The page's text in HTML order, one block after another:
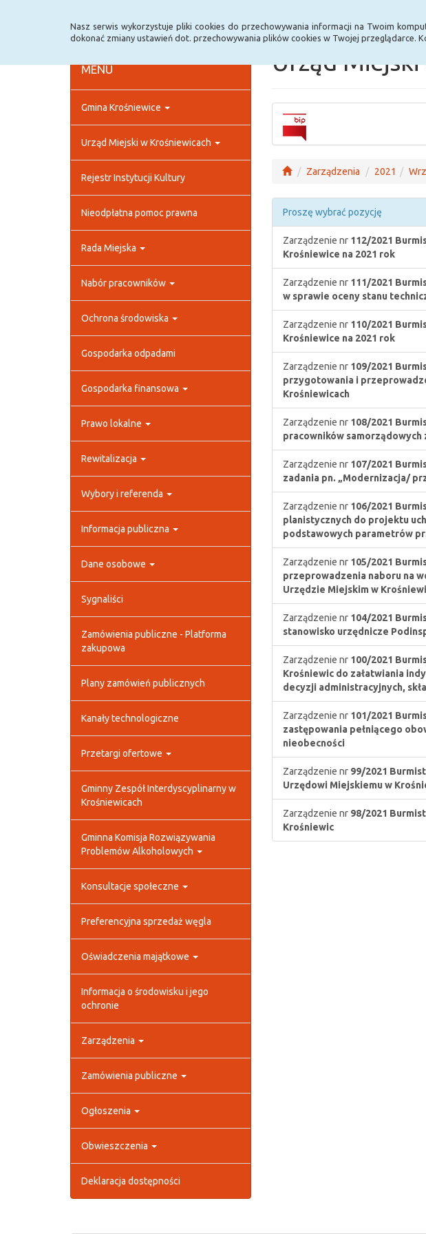
Nasz serwis wykorzystuje pliki cookies do przechowywania informacji na Twoim
dokonać zmiany ustawień dot. przechowywania plików cookies w Twojej przeglądarce.
MENU
Gmina Krośniewice
Urząd Miejski w Krośniewicach
Rejestr Instytucji Kultury
Nieodpłatna pomoc prawna
Rada Miejska
Nabór pracowników
Ochrona środowiska
Gospodarka odpadami
Gospodarka finansowa
Prawo lokalne
Rewitalizacja
Wybory i referenda
Informacja publiczna
Dane osobowe
Sygnaliści
Zamówienia publiczne - Platforma
zakupowa
Plany zamówień publicznych
Kanały technologiczne
Przetargi ofertowe
Gminny Zespół Interdyscyplinarny w
Krośniewicach
Gminna Komisja Rozwiązywania
Problemów Alkoholowych
Konsultacje społeczne
Preferencyjna sprzedaż węgla
Oświadczenia majątkowe
Informacja o środowisku i jego
ochronie
Zarządzenia
Zamówienia publiczne
Ogłoszenia
Obwieszczenia
Deklaracja dostępności
Urząd
Zarządzenia 2021
Proszę wybrać pozycję
Zarządzenie nr 112/2021
Krośniewice na 2021 rok
Zarządzenie nr 111/2021
w sprawie oceny stanu
Zarządzenie nr 110/2021
Krośniewice na 2021 rok
Zarządzenie nr 109/2021
przygotowania i
Krośniewicach
Zarządzenie nr 108/2021
pracowników
Zarządzenie nr 107/2021
zadania pn. „Modernizacja/
Zarządzenie nr 106/2021
planistycznych do projektu
podstawowych parametrów
Zarządzenie nr 105/2021
przeprowadzenia naboru na
Urzędzie Miejskim w
Zarządzenie nr 104/2021
stanowisko urzędnicze
Zarządzenie nr 100/2021
Krośniewic do załatwiania
decyzji administracyjnych,
Zarządzenie nr 101/2021
zastępowania pełniącego
nieobecności
Zarządzenie nr 99/2021
Urzędowi Miejskiemu w
Zarządzenie nr 98/2021
Krośniewic